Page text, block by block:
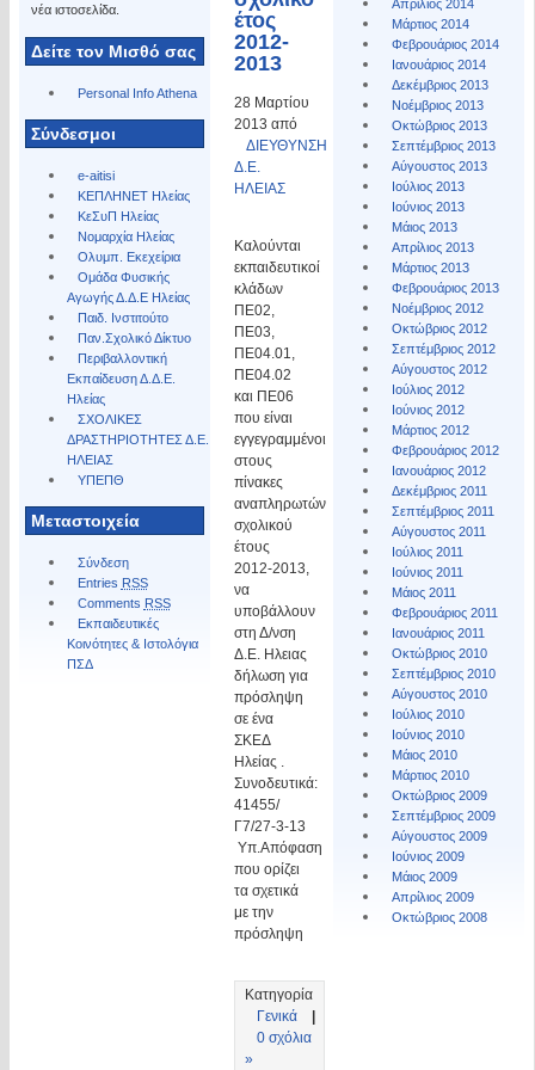
νέα ιστοσελίδα.
Δείτε τον Μισθό σας
Personal Info Athena
Σύνδεσμοι
e-aitisi
ΚΕΠΛΗΝΕΤ Ηλείας
ΚεΣυΠ Ηλείας
Νομαρχία Ηλείας
Ολυμπ. Εκεχείρια
Ομάδα Φυσικής
Αγωγής Δ.Δ.Ε Ηλείας
Παιδ. Ινστιτούτο
Παν.Σχολικό Δίκτυο
Περιβαλλοντική
Εκπαίδευση Δ.Δ.Ε.
Ηλείας
ΣΧΟΛΙΚΕΣ
ΔΡΑΣΤΗΡΙΟΤΗΤΕΣ Δ.Ε.
ΗΛΕΙΑΣ
ΥΠΕΠΘ
Μεταστοιχεία
Σύνδεση
Entries RSS
Comments RSS
Εκπαιδευτικές
Κοινότητες & Ιστολόγια
ΠΣΔ
Απρίλιος 2014
Μάρτιος 2014
Φεβρουάριος 2014
Ιανουάριος 2014
Δεκέμβριος 2013
Νοέμβριος 2013
Οκτώβριος 2013
Σεπτέμβριος 2013
Αύγουστος 2013
Ιούλιος 2013
Ιούνιος 2013
Μάιος 2013
Απρίλιος 2013
Μάρτιος 2013
Φεβρουάριος 2013
Νοέμβριος 2012
Οκτώβριος 2012
Σεπτέμβριος 2012
Αύγουστος 2012
Ιούλιος 2012
Ιούνιος 2012
Μάρτιος 2012
Φεβρουάριος 2012
Ιανουάριος 2012
Δεκέμβριος 2011
Σεπτέμβριος 2011
Αύγουστος 2011
Ιούλιος 2011
Ιούνιος 2011
Μάιος 2011
Φεβρουάριος 2011
Ιανουάριος 2011
Οκτώβριος 2010
Σεπτέμβριος 2010
Αύγουστος 2010
Ιούλιος 2010
Ιούνιος 2010
Μάιος 2010
Μάρτιος 2010
Οκτώβριος 2009
Σεπτέμβριος 2009
Αύγουστος 2009
Ιούνιος 2009
Μάιος 2009
Απρίλιος 2009
Οκτώβριος 2008
έτος
2012-
2013
28 Μαρτίου
2013 από
ΔΙΕΥΘΥΝΣΗ
Δ.Ε.
ΗΛΕΙΑΣ
Καλούνται
εκπαιδευτικοί
κλάδων
ΠΕ02,
ΠΕ03,
ΠΕ04.01,
ΠΕ04.02
και ΠΕ06
που είναι
εγγεγραμμένοι
στους
πίνακες
αναπληρωτών
σχολικού
έτους
2012-2013,
να
υποβάλλουν
στη Δ/νση
Δ.Ε. Ηλειας
δήλωση για
πρόσληψη
σε ένα
ΣΚΕΔ
Ηλείας .
Συνοδευτικά:
41455/
Γ7/27-3-13
Υπ.Απόφαση
που ορίζει
τα σχετικά
με την
πρόσληψη
Κατηγορία
Γενικά
0 σχόλια
»